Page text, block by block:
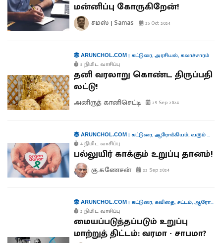
மன்னிப்பு கோருகிறேன்!
சமஸ் | Samas 25 Oct 2024
ARUNCHOL.COM| கட்டுரை,அரசியல், கலாச்சாரம்
5 நிமிட வாசிப்பு
தனி வரலாறு கொண்ட திருப்பதி
லட்டு!
அனிருத் கானிசெட்டி 29 Sep 2024
ARUNCHOL.COM| கட்டுரை,ஆரோக்கியம், வரும் முன் காக்க
4 நிமிட வாசிப்பு
பல்லுயிர் காக்கும் உறுப்பு தானம்!
கு.கணேசன் 22 Sep 2024
ARUNCHOL.COM| கட்டுரை, கவிதை, சட்டம்,ஆரோக்கியம்
5 நிமிட வாசிப்பு
மையப்படுத்தப்படும் உறுப்பு
மாற்றுத் திட்டம்: வரமா - சாபமா?